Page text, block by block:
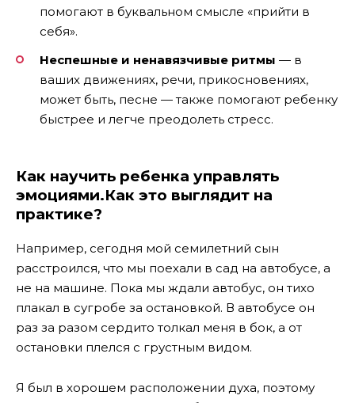
помогают в буквальном смысле «прийти в
себя».
Неспешные и ненавязчивые ритмы — в
ваших движениях, речи, прикосновениях,
может быть, песне — также помогают ребенку
быстрее и легче преодолеть стресс.
Как научить ребенка управлять
эмоциями.Как это выглядит на
практике?
Например, сегодня мой семилетний сын
расстроился, что мы поехали в сад на автобусе, а
не на машине. Пока мы ждали автобус, он тихо
плакал в сугробе за остановкой. В автобусе он
раз за разом сердито толкал меня в бок, а от
остановки плелся с грустным видом.
Я был в хорошем расположении духа, поэтому